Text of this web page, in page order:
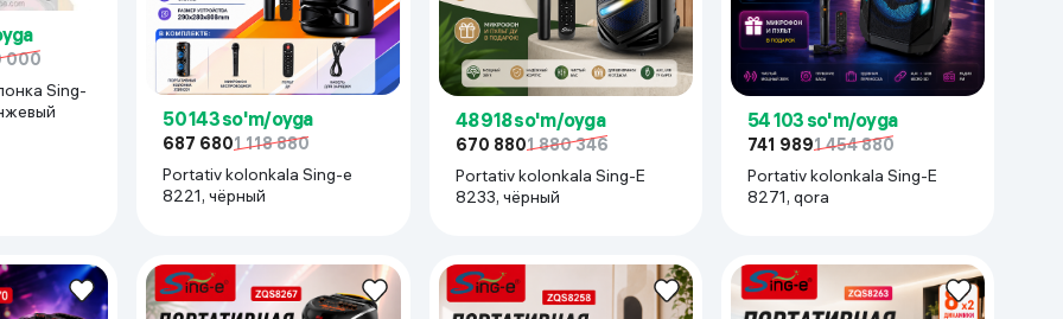
000
Sing-
50 143 so'm/oyga
687 6801 118 880
Portativ kolonkala Sing-e
8221, чёрный
48 918 so'm/oyga
670 8801 880 346
Portativ kolonkala Sing-E
8233, чёрный
54 103 so'm/oyga
741 9891 454 880
Portativ kolonkala Sing-E
8271, qora